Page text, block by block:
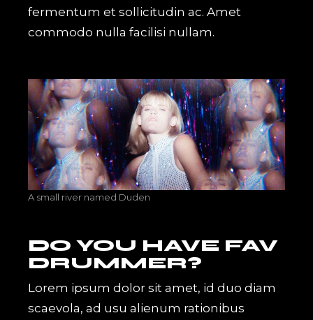
fermentum et sollicitudin ac. Amet
commodo nulla facilisi nullam.
A small river named Duden
DO YOU HAVE FAV
DRUMMER?
Lorem ipsum dolor sit amet, id duo diam
scaevola, ad usu alienum rationibus